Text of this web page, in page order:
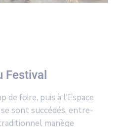
Festival
de foire, puis à l'Espace
sont succédés, entre-
manège